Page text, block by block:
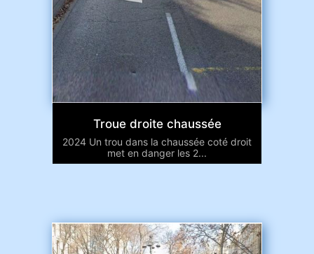
Troue droite chaussée
2024 Un trou dans la chaussée coté droit
met en danger les 2...